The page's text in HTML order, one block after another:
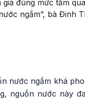
đúng mức tầm
ngầm”, bà Đinh
nước ngầm khá
nguồn nước này